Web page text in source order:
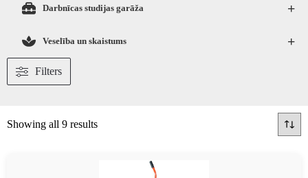
+
Darbnīcas studijas garāža
+
Veselība un skaistums
Filters
Showing all 9 results